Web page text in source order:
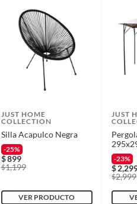
JUST HOME
COLLECTION
Silla Acapulco Negra
-25%
$899
$1,199
VER PRODUCTO
JUST
-23%
$
$2,999